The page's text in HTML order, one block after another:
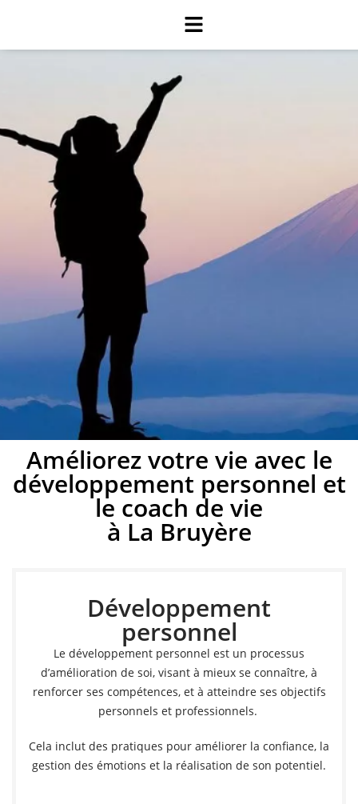
Développement
personnel à La
Bruyère
Prendre rendez-vous
Améliorez votre vie avec le
développement personnel et
le coach de vie
à La Bruyère
Développement
personnel
Le développement personnel est un processus
d’amélioration de soi, visant à mieux se connaître, à
renforcer ses compétences, et à atteindre ses objectifs
personnels et professionnels.
Cela inclut des pratiques pour améliorer la confiance, la
gestion des émotions et la réalisation de son potentiel.